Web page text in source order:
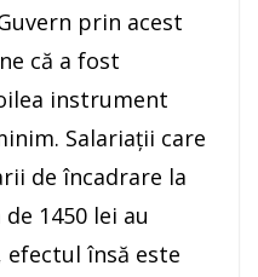
prin acest
că a fost
instrument
Salariaţii care
de încadrare la
1450 lei au
însă este